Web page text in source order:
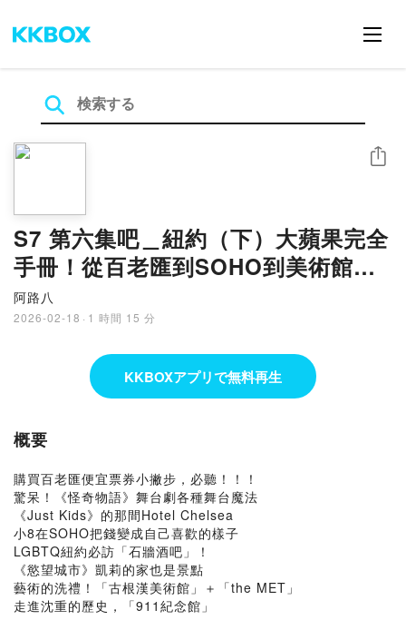
S7 第六集吧＿紐約（下）大蘋果完全
手冊！從百老匯到SOHO到美術館的
夢幻紐約行程
阿路八
2026-02-18 · 1 時間 15 分
シェア
KKBOXアプリで無料再生
概要
購買百老匯便宜票券小撇步，必聽！！！
驚呆！《怪奇物語》舞台劇各種舞台魔法
《Just Kids》的那間Hotel Chelsea
小8在SOHO把錢變成自己喜歡的樣子
LGBTQ紐約必訪「石牆酒吧」！
《慾望城市》凱莉的家也是景點
藝術的洗禮！「古根漢美術館」＋「the MET」
走進沈重的歷史，「911紀念館」